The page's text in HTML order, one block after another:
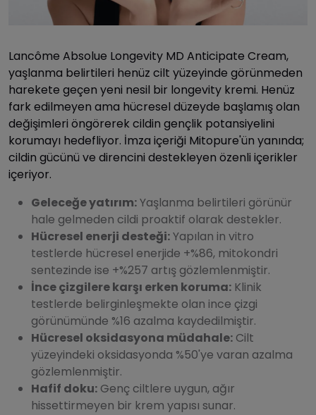
Lancôme Absolue Longevity MD Anticipate Cream,
yaşlanma belirtileri henüz cilt yüzeyinde görünmeden
harekete geçen yeni nesil bir longevity kremi. Henüz
fark edilmeyen ama hücresel düzeyde başlamış olan
değişimleri öngörerek cildin gençlik potansiyelini
korumayı hedefliyor. İmza içeriği Mitopure'ün yanında;
cildin gücünü ve direncini destekleyen özenli içerikler
içeriyor.
Geleceğe yatırım:Yaşlanma belirtileri görünür
hale gelmeden cildi proaktif olarak destekler.
Hücresel enerji desteği:Yapılan in vitro
testlerde hücresel enerjide +%86, mitokondri
sentezinde ise +%257 artış gözlemlenmiştir.
İnce çizgilere karşı erken koruma: Klinik
testlerde belirginleşmekte olan ince çizgi
görünümünde %16 azalma kaydedilmiştir.
Hücresel oksidasyona müdahale: Cilt
yüzeyindeki oksidasyonda %50'ye varan azalma
gözlemlenmiştir.
Hafif doku: Genç ciltlere uygun, ağır
hissettirmeyen bir krem yapısı sunar.